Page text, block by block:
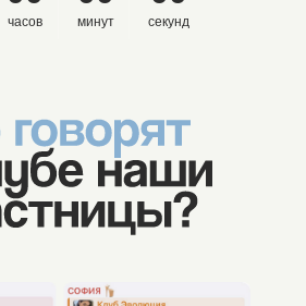
часов минут секунд